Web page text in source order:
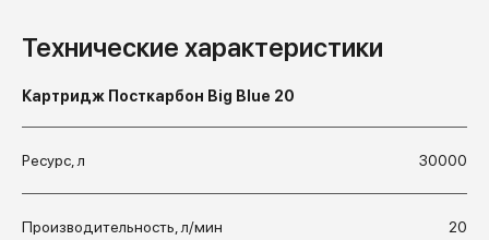
Технические характеристики
Картридж Посткарбон Big Blue 20
Ресурс, л 30000
Производительность, л/мин 20